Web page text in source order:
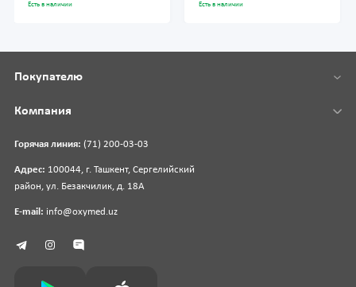
Есть в наличии Есть в наличии
Горячая линия: (71) 200-03-03
Адрес: 100044, г. Ташкент, Сергелийский
район, ул. Безакчилик, д. 18А
E-mail: info@oxymed.uz
Покупателю
Компания